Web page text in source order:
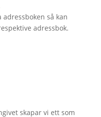
så kan
adressbok.
skapar vi ett som